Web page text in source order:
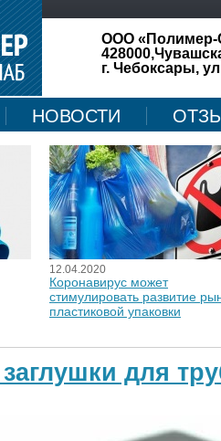
ООО «Полимер-
г. Чебоксары,
НОВОСТИ
12.04.2020
Коронавирус может
стимулировать развитие
пластиковой упаковки
для